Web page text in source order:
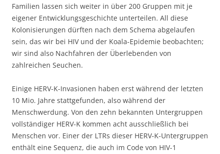
Familien lassen sich weiter in über 200 Gruppen mit je
eigener Entwicklungsgeschichte unterteilen. All diese
Kolonisierungen dürften nach dem Schema abgelaufen
sein, das wir bei HIV und der Koala-Epidemie beobachten;
wir sind also Nachfahren der Überlebenden von
zahlreichen Seuchen.
Einige HERV-K-Invasionen haben erst während der letzten
10 Mio. Jahre stattgefunden, also während der
Menschwerdung. Von den zehn bekannten Untergruppen
vollständiger HERV-K kommen acht ausschließlich bei
Menschen vor. Einer der LTRs dieser HERV-K-Untergruppen
enthält eine Sequenz, die auch im Code von HIV-1